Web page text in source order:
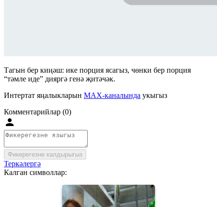
Тагын бер киңәш: ике порция ясагыз, чөнки бер порция
“тәмле иде” дияргә генә җитәчәк.
Интертат яңалыкларын MAX-каналында укыгыз
Комментарийлар (0)
Фикерегезне калдырыгыз
Теркәлергә
Калган символлар: